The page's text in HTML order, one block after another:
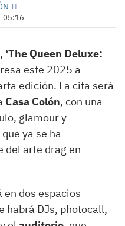
05:16
‘The Queen Deluxe:
este 2025 a
edición. La cita será
Casa Colón, con una
glamour y
ya se ha
del arte drag en
dos espacios
habrá DJs, photocall,